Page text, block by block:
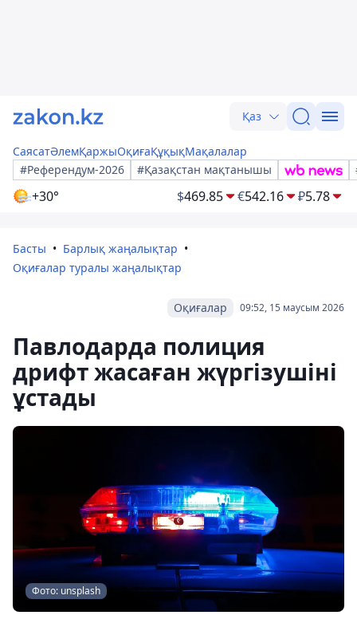
Қаз
СаясатӘлемҚаржыОқиғаҚұқықМақалалар
#Референдум-2026
#Қазақстан мақтанышы
+30° $469.85 €542.16 ₽5.78
Басты
Барлық жаңалықтар
Оқиғалар туралы жаңалықтар
09:52, 15 маусым 2026
Оқиғалар
Павлодарда полиция
дрифт жасаған жүргізушіні
ұстады
Фото: unsplash